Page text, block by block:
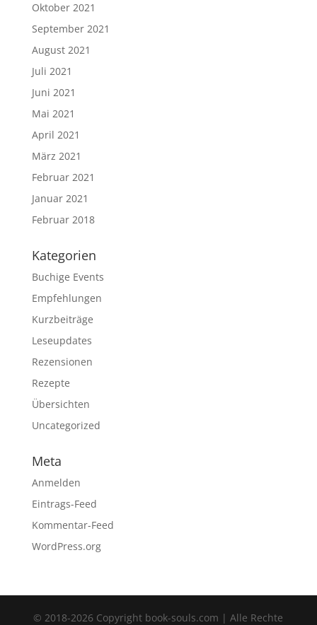
Oktober 2021
September 2021
August 2021
Juli 2021
Juni 2021
Mai 2021
April 2021
März 2021
Februar 2021
Januar 2021
Februar 2018
Kategorien
Buchige Events
Empfehlungen
Kurzbeiträge
Leseupdates
Rezensionen
Rezepte
Übersichten
Uncategorized
Meta
Anmelden
Eintrags-Feed
Kommentar-Feed
WordPress.org
© 2018-2026 Copyright book-souls.com | Alle Rechte